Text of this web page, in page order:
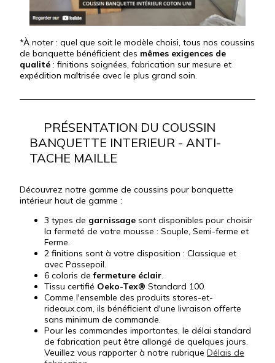
*À noter : quel que soit le modèle choisi, tous nos coussins
de banquette bénéficient des mêmes exigences de
qualité : finitions soignées, fabrication sur mesure et
expédition maîtrisée avec le plus grand soin.
PRÉSENTATION DU COUSSIN
BANQUETTE INTERIEUR - ANTI-
TACHE MAILLE
Découvrez notre gamme de coussins pour banquette
intérieur haut de gamme :
3 types de garnissage sont disponibles pour choisir
la fermeté de votre mousse : Souple, Semi-ferme et
Ferme.
2 finitions sont à votre disposition : Classique et
avec Passepoil.
6 coloris defermeture éclair.
Tissu certifié Oeko-Tex® Standard 100.
Comme l'ensemble des produits stores-et-
rideaux.com, ils bénéficient d'une livraison offerte
sans minimum de commande.
Pour les commandes importantes, le délai standard
de fabrication peut être allongé de quelques jours.
Veuillez vous rapporter à notre rubrique Délais de